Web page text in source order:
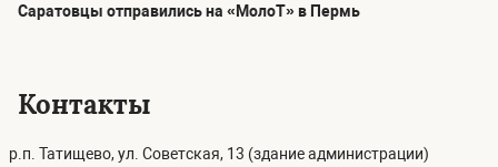
Саратовцы отправились на «МолоТ» в Пермь
Контакты
р.п. Татищево, ул. Советская, 13 (здание администрации)